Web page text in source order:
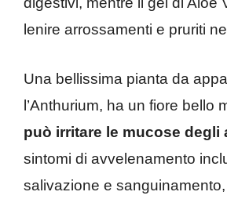
lenire arrossamenti e pruriti
Una bellissima pianta da
l’Anthurium, ha un fiore bello
può irritare le mucose degli
sintomi di avvelenamento
salivazione e